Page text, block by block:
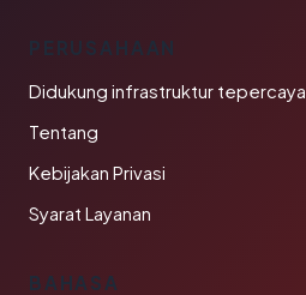
PERUSAHAAN
Didukung infrastruktur tepercaya
Tentang
Kebijakan Privasi
Syarat Layanan
BAHASA